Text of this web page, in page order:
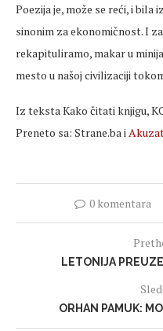
Poezija je, može se reći, i bila
sinonim za ekonomičnost. I
rekapituliramo, makar u
mesto u našoj civilizaciji
Iz teksta Kako čitati knjigu,
Preneto sa: Strane.ba i
0 komentara
LETONIJA
ORHAN PAMUK: